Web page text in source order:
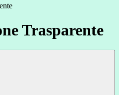
Trasparente